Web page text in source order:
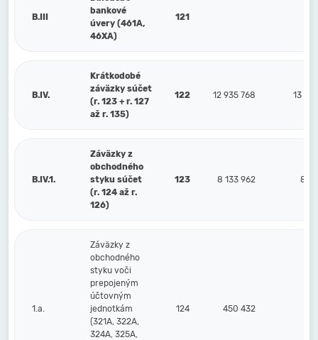
B.III
bankové
úvery (461A,
46XA)
121
B.IV.
Krátkodobé
záväzky súčet
(r. 123 + r. 127
až r. 135)
122 12 935 768 13
B.IV.1.
Záväzky z
obchodného
styku súčet
(r. 124 až r.
126)
123 8 133 962 8
1.a.
Záväzky z
obchodného
styku voči
prepojeným
účtovným
jednotkám
(321A, 322A,
324A, 325A,
124 450 432